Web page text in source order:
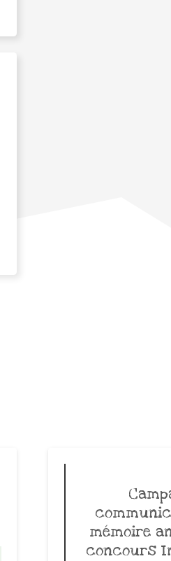
mémoire
concours